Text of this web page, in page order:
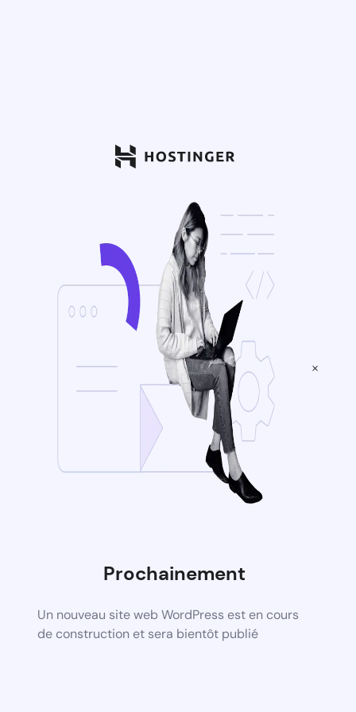
Prochainement
Un nouveau site web WordPress est en cours
de construction et sera bientôt publié
×